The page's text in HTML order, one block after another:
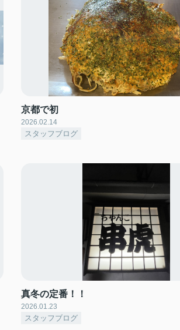
京都で初
2026.02.14
スタッフブログ
真冬の定番！！
2026.01.23
スタッフブログ